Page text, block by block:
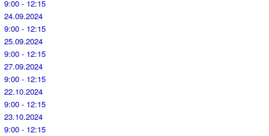
9:00 - 12:15
24.09.2024
9:00 - 12:15
25.09.2024
9:00 - 12:15
27.09.2024
9:00 - 12:15
22.10.2024
9:00 - 12:15
23.10.2024
9:00 - 12:15